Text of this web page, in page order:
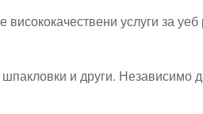
услуги за уеб
и други. Независимо